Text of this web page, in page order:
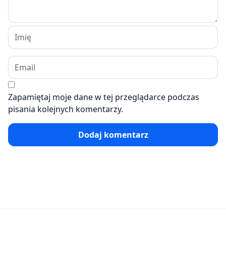
Zapamiętaj moje dane w tej przeglądarce podczas
pisania kolejnych komentarzy.
Dodaj komentarz